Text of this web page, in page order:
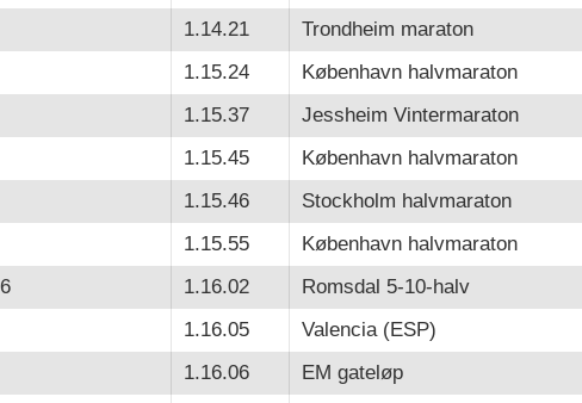
1.14.21 Trondheim maraton
1.15.24 København halvmaraton
1.15.37 Jessheim Vintermaraton
1.15.45 København halvmaraton
1.15.46 Stockholm halvmaraton
1.15.55 København halvmaraton
1.16.02 Romsdal 5-10-halv
1.16.05 Valencia (ESP)
1.16.06 EM gateløp